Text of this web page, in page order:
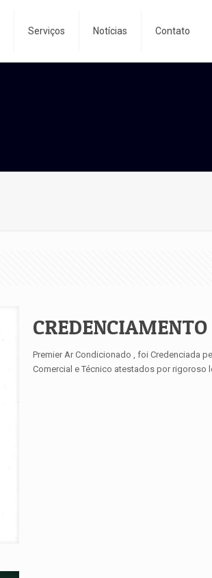
Serviços Notícias Contato
Premier Ar Condicionado , foi Credenciada
Comercial e Técnico atestados por rigoroso